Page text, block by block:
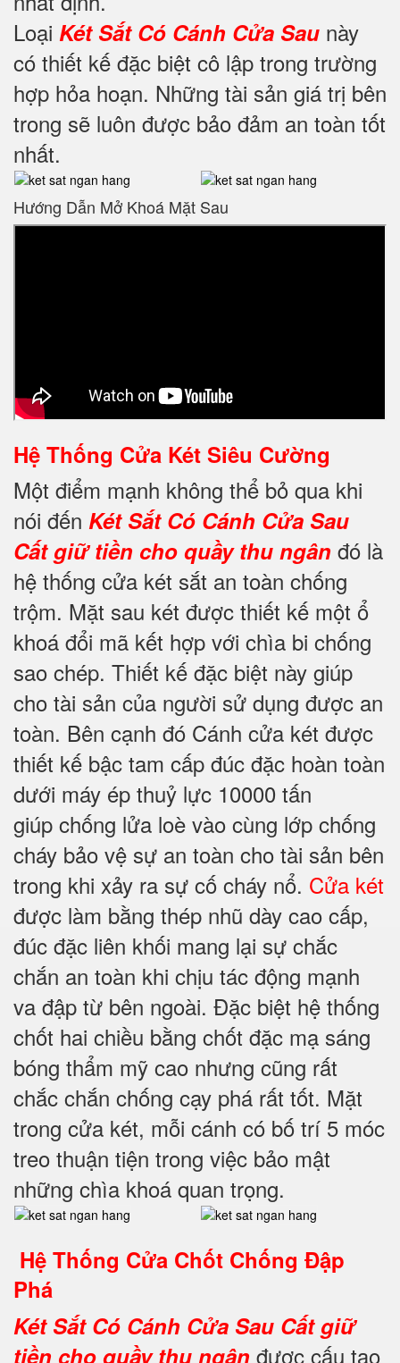
Loại Két Sắt Có Cánh Cửa Sau này
có thiết kế đặc biệt cô lập trong trường
hợp hỏa hoạn. Những tài sản giá trị bên
trong sẽ luôn được bảo đảm an toàn tốt
nhất.
Hướng Dẫn Mở Khoá Mặt Sau
Hệ Thống Cửa Két Siêu Cường
Một điểm mạnh không thể bỏ qua khi
nói đến Két Sắt Có Cánh Cửa Sau
Cất giữ tiền cho quầy thu ngân đó là
hệ thống cửa két sắt an toàn chống
trộm. Mặt sau két được thiết kế một ổ
khoá đổi mã kết hợp với chìa bi chống
sao chép. Thiết kế đặc biệt này giúp
cho tài sản của người sử dụng được an
toàn. Bên cạnh đó Cánh cửa két được
thiết kế bậc tam cấp đúc đặc hoàn toàn
dưới máy ép thuỷ lực 10000 tấn
giúp chống lửa loè vào cùng lớp chống
cháy bảo vệ sự an toàn cho tài sản bên
trong khi xảy ra sự cố cháy nổ. Cửa két
được làm bằng thép nhũ dày cao cấp,
đúc đặc liên khối mang lại sự chắc
chắn an toàn khi chịu tác động mạnh
va đập từ bên ngoài. Đặc biệt hệ thống
chốt hai chiều bằng chốt đặc mạ sáng
bóng thẩm mỹ cao nhưng cũng rất
chắc chắn chống cạy phá rất tốt. Mặt
trong cửa két, mỗi cánh có bố trí 5 móc
treo thuận tiện trong việc bảo mật
những chìa khoá quan trọng.
Hệ Thống Cửa Chốt Chống Đập
Phá
Két Sắt Có Cánh Cửa Sau Cất giữ
tiền cho quầy thu ngân được cấu tạo